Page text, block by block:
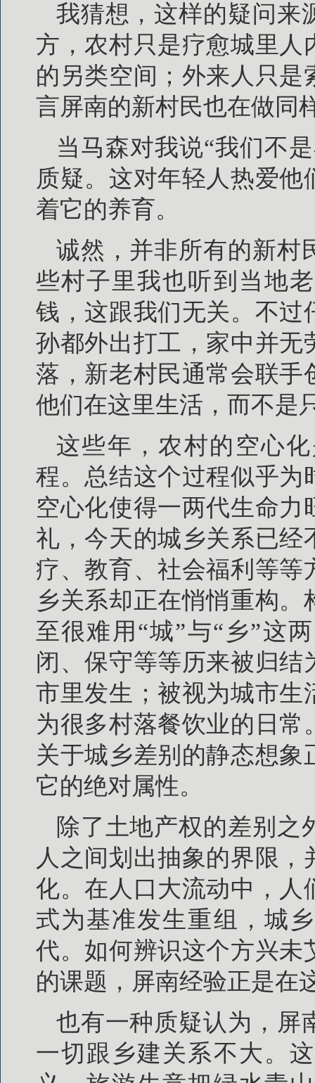
我猜想，这样的疑问来
方，农村只是疗愈城里
的另类空间；外来人只
言屏南的新村民也在做同
当马森对我说“我们不
质疑。这对年轻人热爱
着它的养育。
诚然，并非所有的新村
些村子里我也听到当地
钱，这跟我们无关。不过
孙都外出打工，家中并无
落，新老村民通常会联手
他们在这里生活，而不是
这些年，农村的空心
程。总结这个过程似乎为
空心化使得一两代生命
礼，今天的城乡关系已
疗、教育、社会福利等
乡关系却正在悄悄重构
至很难用“城”与“乡”这
闭、保守等等历来被归
市里发生；被视为城市生
为很多村落餐饮业的日
关于城乡差别的静态想
它的绝对属性。
除了土地产权的差别之
人之间划出抽象的界限
化。在人口大流动中，人
式为基准发生重组，城
代。如何辨识这个方兴未
的课题，屏南经验正是在
也有一种质疑认为，屏
一切跟乡建关系不大。